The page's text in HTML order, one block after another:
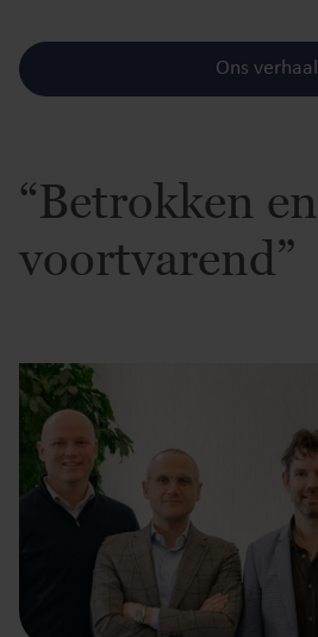
Ons verhaal
“Betrokken en
voortvarend”